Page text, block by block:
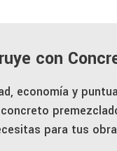
con
economía y
para tus